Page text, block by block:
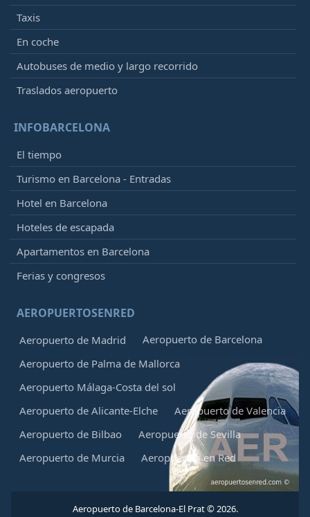
Taxis
En coche
Autobuses de medio y largo recorrido
Traslados aeropuerto
INFOBARCELONA
El tiempo
Turismo en Barcelona - Entradas
Hotel en Barcelona
Hoteles de escapada
Apartamentos en Barcelona
Ferias y congresos
AEROPUERTOSENRED
Aeropuerto de Madrid
Aeropuerto de Barcelona
Aeropuerto de Palma de Mallorca
Aeropuerto Málaga-Costa del sol
Aeropuerto de Alicante-Elche
Aeropuerto de Valencia
Aeropuerto de Bilbao
Aeropuerto de Sevilla
Aeropuerto de Murcia
Aeropuertos en Red
Aeropuerto de Barcelona-El Prat © 2026.